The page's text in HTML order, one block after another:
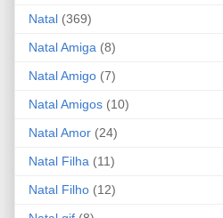
Natal (369)
Natal Amiga (8)
Natal Amigo (7)
Natal Amigos (10)
Natal Amor (24)
Natal Filha (11)
Natal Filho (12)